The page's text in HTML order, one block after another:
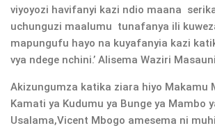
viyoyozi havifanyi kazi ndio maana
uchunguzi maalumu tunafanya ili
mapungufu hayo na kuyafanyia kazi
vya ndege nchini.’ Alisema Waziri Masauni
Akizungumza katika ziara hiyo Makamu
Kamati ya Kudumu ya Bunge ya Mambo
Usalama,Vicent Mbogo amesema ni